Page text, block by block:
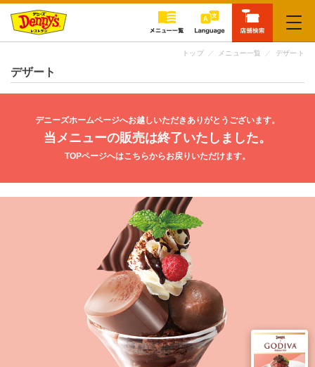
閉じる
トップ メニュー一覧 デザート
デザート
デニーズホームページへお越しいただきありがとうございます。
当メニューの販売は終了いたしました。
TOPページへはこちらからお戻りいただけます。